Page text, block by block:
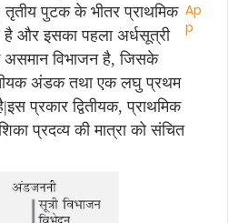
तृतीय पुटक के भीतर प्राथमिक
और इसका पहला अर्धसूत्री
असमान विभाजन है, जिसके
अंडक तथा एक लघु प्रथम
प्रकार द्वितीयक, प्राथमिक
प्रदव्य की मात्रा को संचित